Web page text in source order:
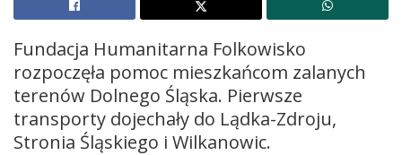
Fundacja Humanitarna Folkowisko
rozpoczęła pomoc mieszkańcom zalanych
terenów Dolnego Śląska. Pierwsze
transporty dojechały do Lądka-Zdroju,
Stronia Śląskiego i Wilkanowic.